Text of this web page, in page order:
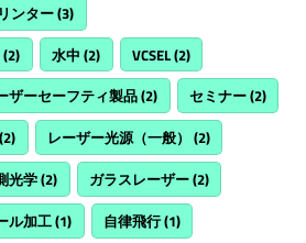
ンター(3)
(2) 水中 (2) VCSEL(2)
ザーセーフティ製品(2) セミナー(2)
(2) レーザー光源（一般） (2)
光学(2) ガラスレーザー(2)
ル加工(1) 自律飛行(1)